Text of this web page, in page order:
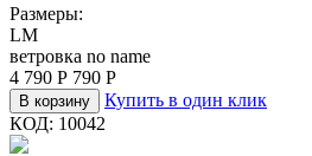
Размеры:
LM
ветровка no name
4 790 Р 790 Р
В корзину
Купить в один клик
КОД: 10042